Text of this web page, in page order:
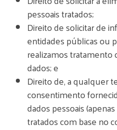
pessoais tratados;
Direito de solicitar de
entidades públicas ou
realizamos
dados; e
Direito de, a qualquer
consentimento
dados pessoais
tratados com base no